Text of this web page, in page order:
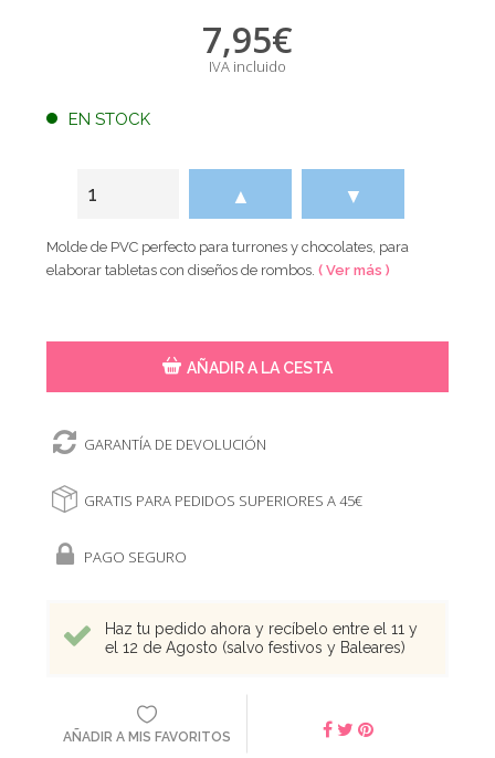
7,95€
IVA incluido
EN STOCK
▲ ▼
Molde de PVC perfecto para turrones y chocolates, para
elaborar tabletas con diseños de rombos.( Ver más )
AÑADIR A LA CESTA
GARANTÍA DE DEVOLUCIÓN
GRATIS PARA PEDIDOS SUPERIORES A 45€
PAGO SEGURO
Haz tu pedido ahora y recíbelo entre el 11 y
el 12 de Agosto (salvo festivos y Baleares)
AÑADIR A MIS FAVORITOS